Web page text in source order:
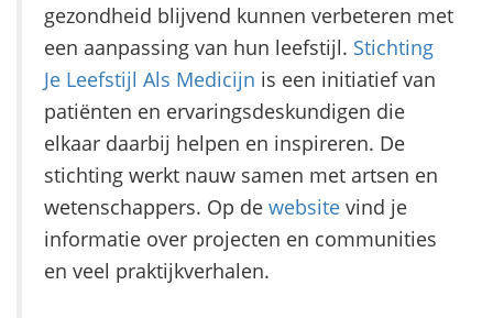
gezondheid blijvend kunnen verbeteren met
een aanpassing van hun leefstijl. Stichting
Je Leefstijl Als Medicijn is een initiatief van
patiënten en ervaringsdeskundigen die
elkaar daarbij helpen en inspireren. De
stichting werkt nauw samen met artsen en
wetenschappers. Op de website vind je
informatie over projecten en communities
en veel praktijkverhalen.